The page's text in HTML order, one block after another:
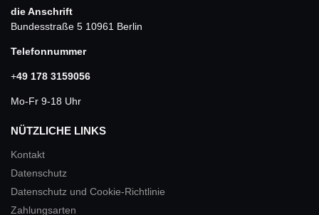
die Anschrift
Bundesstraße 5 10961 Berlin
Telefonnummer
+49 178 3159056
Mo-Fr 9-18 Uhr
NÜTZLICHE LINKS
Kontakt
Datenschutz
Datenschutz und Cookie-Richtlinie
Zahlungsarten